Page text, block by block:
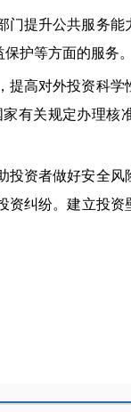
提升公共服务
护等方面的服务。
高对外投资科
有关规定办理核
资者做好安全
纠纷。建立投